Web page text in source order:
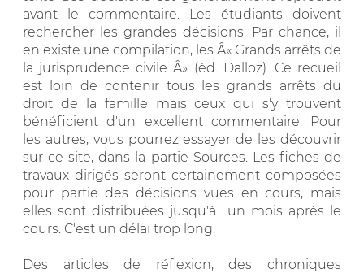
avant le commentaire. Les étudiants doivent
rechercher les grandes décisions. Par chance, il
en existe une compilation, les Â« Grands arrêts de
la jurisprudence civile Â» (éd. Dalloz). Ce recueil
est loin de contenir tous les grands arrêts du
droit de la famille mais ceux qui s'y trouvent
bénéficient d'un excellent commentaire. Pour
les autres, vous pourrez essayer de les découvrir
sur ce site, dans la partie Sources. Les fiches de
travaux dirigés seront certainement composées
pour partie des décisions vues en cours, mais
elles sont distribuées jusqu'à un mois après le
cours. C'est un délai trop long.
Des articles de réflexion, des chroniques